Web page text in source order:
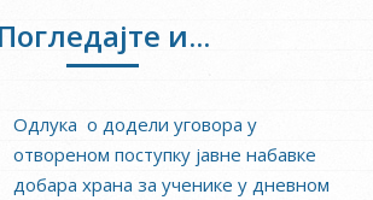
Погледајте и...
Одлука о додели уговора у
отвореном поступку јавне набавке
добара храна за ученике у дневном